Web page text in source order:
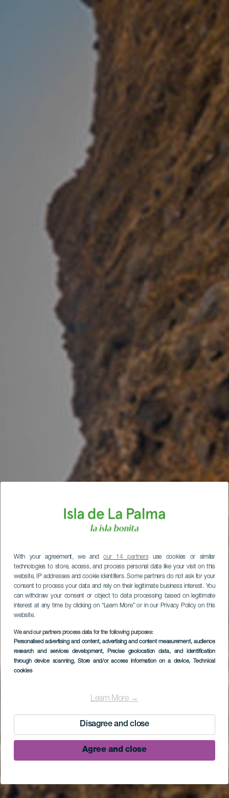
With your agreement, we andour 14 partnersuse cookies or similar
technologies to store, access, and process personal data like your visit on this
website, IP addresses and cookie identifiers. Some partners do not ask for your
consent to process your data and rely on their legitimate business interest. You
can withdraw your consent or object to data processing based on legitimate
interest at any time by clicking on “Learn More” or in our Privacy Policy on this
website.
We and our partners process data for the following purposes:
Personalised advertising and content, advertising and content measurement, audience
research and services development, Precise geolocation data, and identification
through device scanning, Store and/or access information on a device, Technical
cookies
Learn More →
Disagree and close
Agree and close